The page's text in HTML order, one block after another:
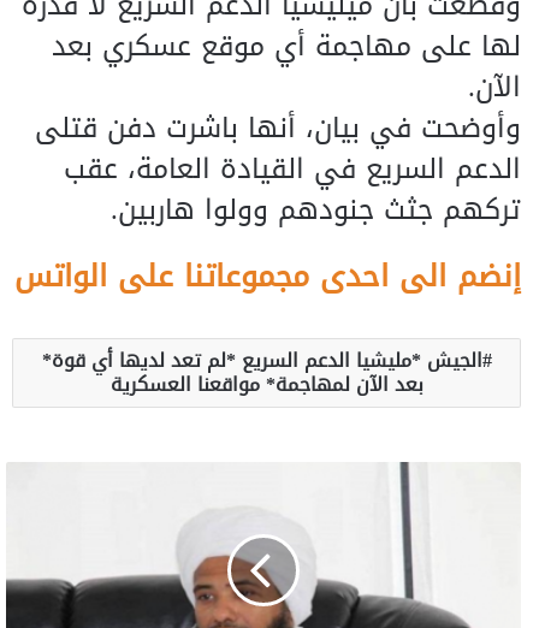
لها على مهاجمة أي موقع عسكري بعد
الآن.
وأوضحت في بيان، أنها باشرت دفن قتلى
الدعم السريع في القيادة العامة، عقب
تركهم جثث جنودهم وولوا هاربين.
إنضم الى احدى مجموعاتنا على الواتس
الجيش *مليشيا الدعم السريع *لم تعد لديها أي قوة*
بعد الآن لمهاجمة* مواقعنا العسكرية